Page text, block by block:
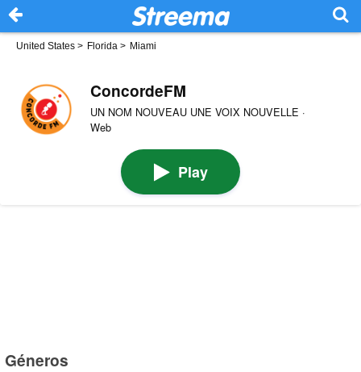
United States > Florida > Miami
ConcordeFM
UN NOM NOUVEAU UNE VOIX NOUVELLE ·
Web
Play
Géneros